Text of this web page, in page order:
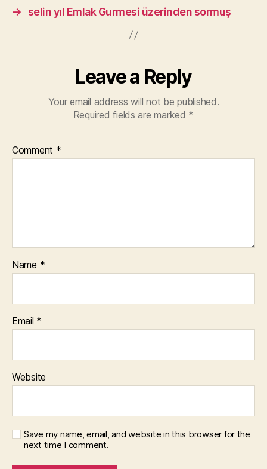
→
selin yıl Emlak Gurmesi üzerinden sormuş
Leave a Reply
Your email address will not be published.
Required fields are marked *
Comment *
Name *
Email *
Website
Save my name, email, and website in this browser for the
next time I comment.